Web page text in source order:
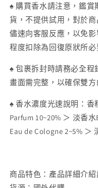
♠ 購買香水請注意，鑑
貨，不提供試用，對於
儘速向客服反應，以免
程度扣除為回復原狀所必
♠ 包裹拆封時請務必全程
畫面需完整，以確保雙方
♠ 香水濃度光速說明：香
Parfum 10~20% ＞ 淡香
Eau de Cologne 2~5% ＞
商品特色：產品詳細介